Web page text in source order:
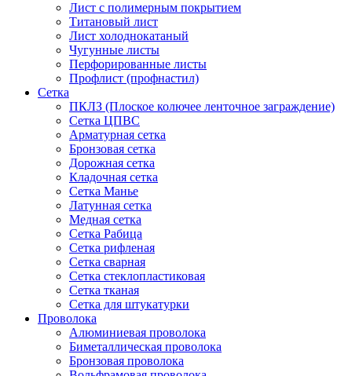
Лист с полимерным покрытием
Титановый лист
Лист холоднокатаный
Чугунные листы
Перфорированные листы
Профлист (профнастил)
Сетка
ПКЛЗ (Плоское колючее ленточное заграждение)
Сетка ЦПВС
Арматурная сетка
Бронзовая сетка
Дорожная сетка
Кладочная сетка
Сетка Манье
Латунная сетка
Медная сетка
Сетка Рабица
Сетка рифленая
Сетка сварная
Сетка стеклопластиковая
Сетка тканая
Сетка для штукатурки
Проволока
Алюминиевая проволока
Биметаллическая проволока
Бронзовая проволока